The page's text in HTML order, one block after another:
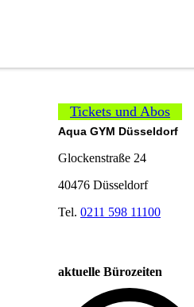
Tickets und Abos
Aqua GYM Düsseldorf
Glockenstraße 24
40476 Düsseldorf
Tel. 0211 598 11100
aktuelle Bürozeiten